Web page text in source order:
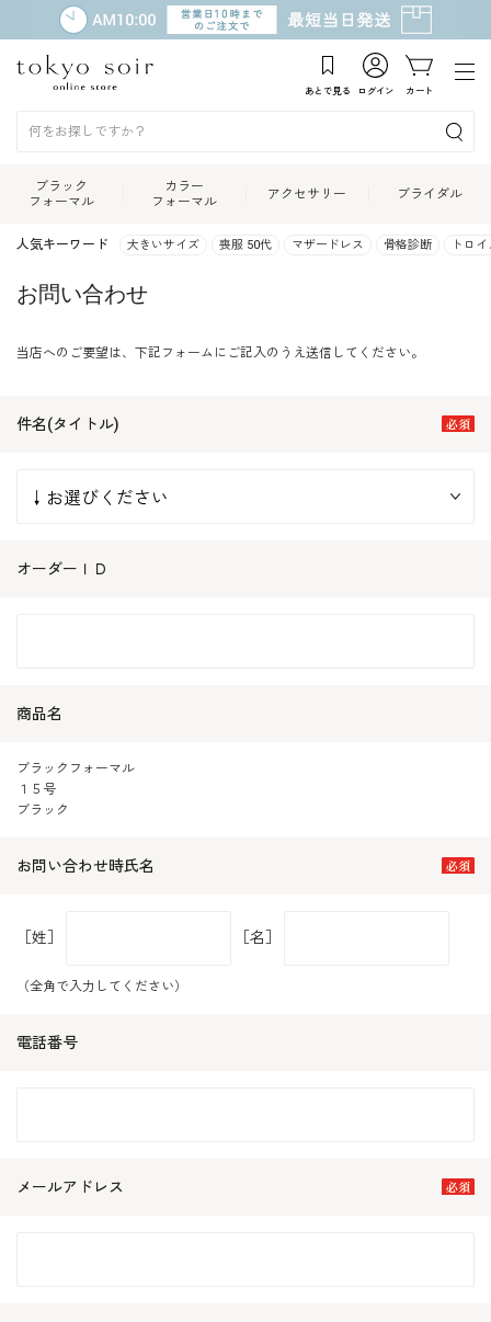
あとで見る ログイン カート
ブラック
フォーマル
カラー
フォーマル
アクセサリー ブライダル
人気キーワード 大きいサイズ 喪服 50代 マザードレス 骨格診断 トロ
お問い合わせ
当店へのご要望は、下記フォームにご記入のうえ送信してください。
件名(タイトル)
オーダーＩＤ
商品名
ブラックフォーマル
１５号
ブラック
お問い合わせ時氏名
［姓］ ［名］
（全角で入力してください）
電話番号
メールアドレス